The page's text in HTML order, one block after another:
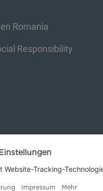
Romania
Responsibility
Energies & Services SE. Web design: